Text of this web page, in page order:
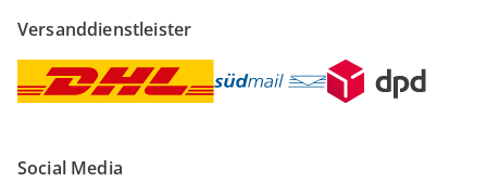
Versanddienstleister
Social Media